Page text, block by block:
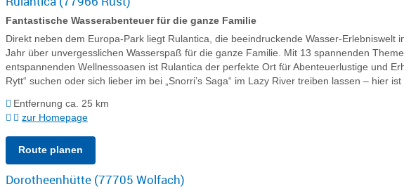
Fantastische Wasserabenteuer für die ganze Familie
Direkt neben dem Europa-Park liegt Rulantica, die beeindruckende Wasser-
Jahr über unvergesslichen Wasserspaß für die ganze Familie. Mit 13 spannenden
entspannenden Wellnessoasen ist Rulantica der perfekte Ort für Abenteuerlustige und
Rytt“ suchen oder sich lieber im bei „Snorri’s Saga“ im Lazy River treiben lassen – hier
Entfernung ca. 25 km
zur Homepage
Route planen
Dorotheenhütte (77705 Wolfach)